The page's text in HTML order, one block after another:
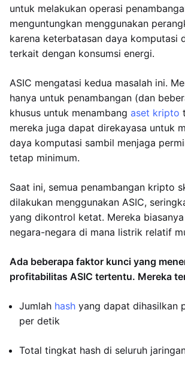
untuk melakukan operasi
menguntungkan menggunakan
karena keterbatasan daya komputasi
terkait dengan konsumsi energi.
ASIC mengatasi kedua masalah ini.
hanya untuk penambangan (dan
khusus untuk menambang aset kripto
mereka juga dapat direkayasa untuk
daya komputasi sambil menjaga
tetap minimum.
Saat ini, semua penambangan kripto
dilakukan menggunakan ASIC,
yang dikontrol ketat. Mereka
negara-negara di mana listrik relatif
Ada beberapa faktor kunci yang
profitabilitas ASIC tertentu. Mereka
Jumlah hash yang dapat dihasilkan
per detik
Total tingkat hash di seluruh